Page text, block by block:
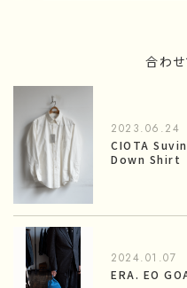
合わ
2023.06.24
CIOTA
Down Shirt
2024.01.07
ERA. EO